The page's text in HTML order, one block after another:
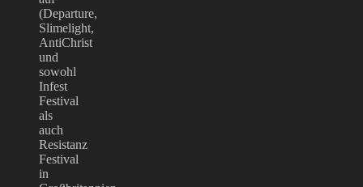
(Departure,
Slimelight,
AntiChrist
und
sowohl
Infest
Festival
als
auch
Resistanz
Festival
in